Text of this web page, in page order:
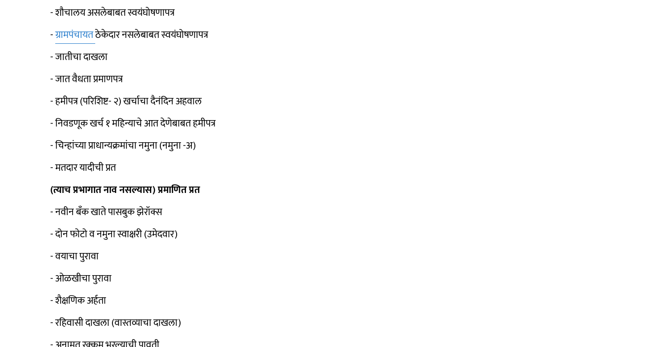
- शौचालय असलेबाबत स्वयंघोषणापत्र
-ग्रामपंचायतठेकेदार नसलेबाबत स्वयंघोषणापत्र
- जातीचा दाखला
- जात वैधता प्रमाणपत्र
- हमीपत्र (परिशिष्ट- २) खर्चाचा दैनंदिन अहवाल
- निवडणूक खर्च १ महिन्याचे आत देणेबाबत हमीपत्र
- चिन्हांच्या प्राधान्यक्रमांचा नमुना (नमुना -अ)
- मतदार यादीची प्रत
(त्याच प्रभागात नाव नसल्यास) प्रमाणित प्रत
- नवीन बँक खाते पासबुक झेरॉक्स
- दोन फोटो व नमुना स्वाक्षरी (उमेदवार)
- वयाचा पुरावा
- ओळखीचा पुरावा
- शैक्षणिक अर्हता
- रहिवासी दाखला (वास्तव्याचा दाखला)